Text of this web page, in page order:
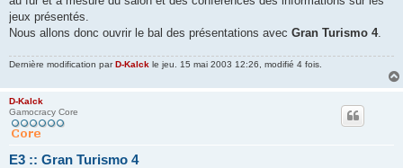
a
g
jeux présentés.
Nous allons donc ouvrir le bal des présentations avec Gran Turismo 4.
Dernière modification parD-Kalck le jeu. 15 mai 2003 12:26, modifié 4 fois.
D-Kalck
Gamocracy Core
E3 :: Gran Turismo 4